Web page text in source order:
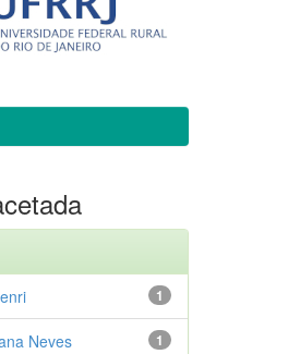
1
1
Neves